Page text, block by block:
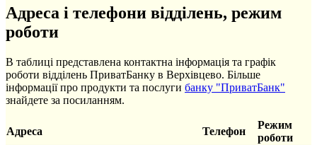
Адреса і телефони відділень, режим
роботи
В таблиці представлена контактна інформація та графік
роботи відділень ПриватБанку в Верхівцево. Більше
інформації про продукти та послуги банку "ПриватБанк"
знайдете за посиланням.
Адреса Телефон
Режим
роботи